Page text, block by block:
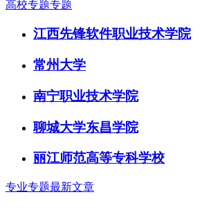
高校专题专题
江西先锋软件职业技术学院
常州大学
南宁职业技术学院
聊城大学东昌学院
丽江师范高等专科学校
专业专题最新文章